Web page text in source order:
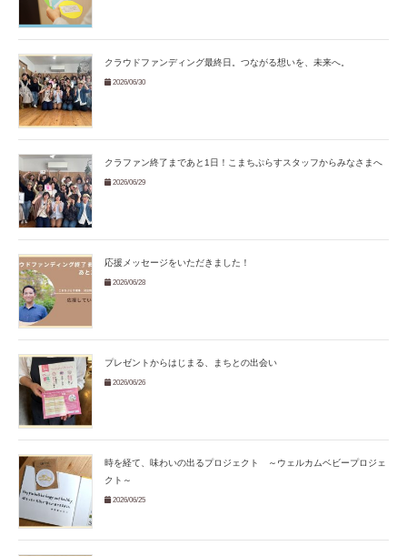
クラウドファンディング最終日。つながる想いを、未来へ。
2026/06/30
クラファン終了まであと1日！こまちぷらすスタッフからみなさまへ
2026/06/29
応援メッセージをいただきました！
2026/06/28
プレゼントからはじまる、まちとの出会い
2026/06/26
時を経て、味わいの出るプロジェクト ～ウェルカムベビープロジェ
クト～
2026/06/25